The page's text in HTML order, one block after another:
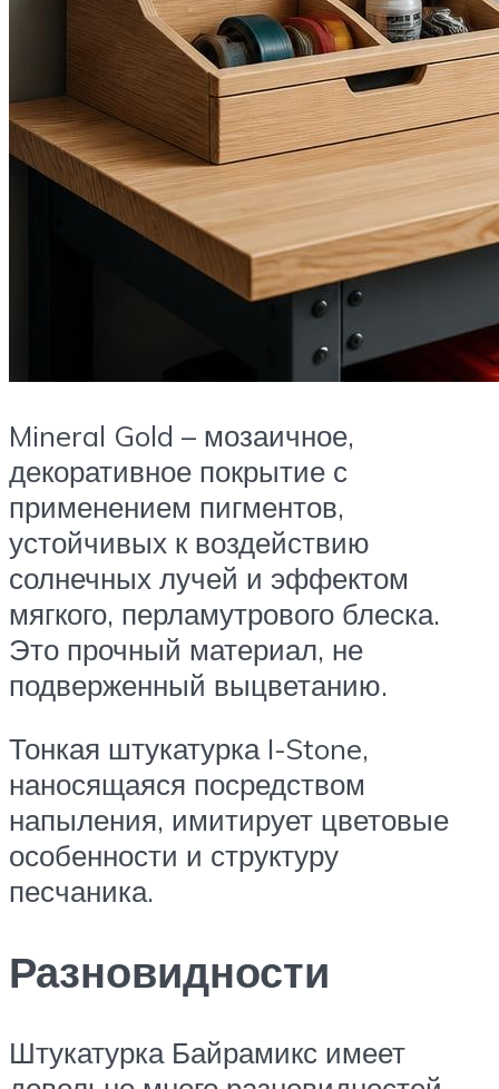
Mineral Gold – мозаичное,
декоративное покрытие с
применением пигментов,
устойчивых к воздействию
солнечных лучей и эффектом
мягкого, перламутрового блеска.
Это прочный материал, не
подверженный выцветанию.
Тонкая штукатурка I-Stone,
наносящаяся посредством
напыления, имитирует цветовые
особенности и структуру
песчаника.
Разновидности
Штукатурка Байрамикс имеет